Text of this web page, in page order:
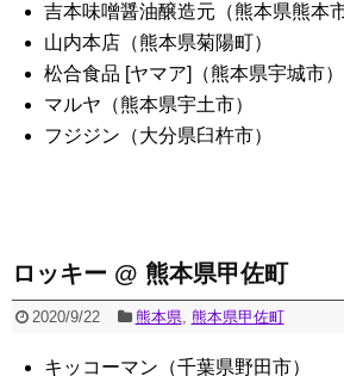
吉本味噌醤油醸造元（熊本県熊本市
山内本店（熊本県菊陽町）
松合食品 [ヤマア]（熊本県宇城市）
マルヤ（熊本県宇土市）
フジジン（大分県臼杵市）
ロッキー @ 熊本県甲佐町
2020/9/22 熊本県, 熊本県甲佐町
キッコーマン（千葉県野田市）